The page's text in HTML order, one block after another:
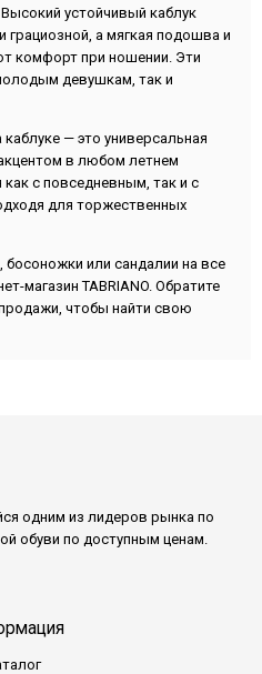
устойчивый каблук
грациозной, а мягкая подошва и
комфорт при ношении. Эти
девушкам, так и
— это универсальная
в любом летнем
с повседневным, так и с
для торжественных
или сандалии на все
магазин TABRIANO. Обратите
чтобы найти свою
одним из лидеров рынка по
обуви по доступным ценам.